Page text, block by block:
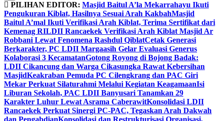
PILIHAN EDITOR: Masjid Baitul A’la Mekarrahayu Ikuti
Pengukuran Kiblat, Hasilnya Sesuai Arah KakbahMasjid
Baitul A’mal Ikuti Verifikasi Arah Kiblat, Terima Sertifikat dari
Kemenag RILDII Rancaekek Verifikasi Arah Kiblat Masjid Ar
Robbani Lewat Fenomena Rashdul QiblatCetak Generasi
Berkarakter, PC LDII Margaasih Gelar Evaluasi Generus
Kolaborasi 3 KecamatanGotong Royong di Bojong Badak:
LDII Cikancung dan Warga Cikasungka Rawat Kebersihan
MasjidKeakraban Pemuda PC Cilengkrang dan PAC Giri
Mekar Perkuat Silaturahmi Melalui Kegiatan KeagamaanIsi
Liburan Sekolah, PAC LDII Banyusari Tanamkan 29
Karakter Luhur Lewat Asrama CaberawitKonsolidasi LDII
Rancaekek Perkuat Sinergi PC-PAC, Tegaskan Arah Dakwah